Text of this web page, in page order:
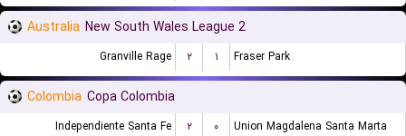
Australia New South Wales League 2
Granville Rage ۲ ۱ Fraser Park
Colombia Copa Colombia
Independiente Santa Fe ۲ ۰ Union Magdalena Santa Marta